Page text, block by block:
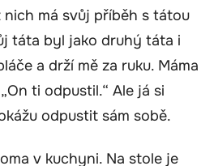
nich má svůj příběh s tátou
táta byl jako druhý táta i
a drží mě za ruku. Máma
ti odpustil.“ Ale já si
odpustit sám sobě.
v kuchyni. Na stole je